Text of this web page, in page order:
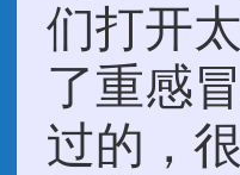
们打开
了重感
过的，